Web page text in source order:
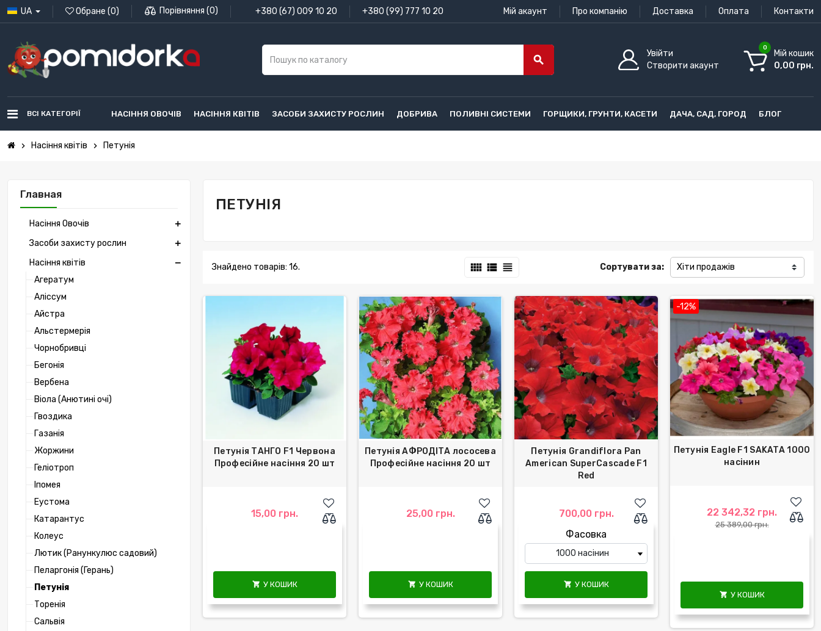
UA Обране (0) Порівняння (0) +380 (67) 009 10 20 +380 (99) 777 10 20 Мій акаунт Про компанію Доставка Оплата Контакти
search
Увійти
Створити акаунт
0
Мій кошик
0,00 грн.
ВСІ КАТЕГОРІЇ НАСІННЯ ОВОЧІВ НАСІННЯ КВІТІВ ЗАСОБИ ЗАХИСТУ РОСЛИН ДОБРИВА ПОЛИВНІ СИСТЕМИ ГОРЩИКИ, ГРУНТИ, КАСЕТИ ДАЧА, САД, ГОРОД БЛОГ
chevron_right Насіння квітів chevron_right Петунія
Главная
Насіння Овочів
Засоби захисту рослин
Насіння квітів
Агератум
Аліссум
Айстра
Альстермерія
Чорнобривці
Бегонія
Вербена
Віола (Анютині очі)
Гвоздика
Газанія
Жоржини
Геліотроп
Іпомея
Еустома
Катарантус
Колеус
Лютик (Ранункулюс садовий)
Пеларгонія (Герань)
Петунія
Торенія
Сальвія
ПЕТУНІЯ
view_comfy view_list view_headline Сортувати за: Хіти продажів
Знайдено товарів: 16.
Петунія ТАНГО F1 Червона
Професійне насіння 20 шт
15,00 грн.
 У КОШИК
Петунія АФРОДІТА лососева
Професійне насіння 20 шт
25,00 грн.
 У КОШИК
Петунія Grandiflora Pan
American SuperCascade F1
Red
700,00 грн.
Фасовка
 У КОШИК
-12%
Петунія Eagle F1 SAKATA 1000
насінин
22 342,32 грн.
25 389,00 грн.
 У КОШИК